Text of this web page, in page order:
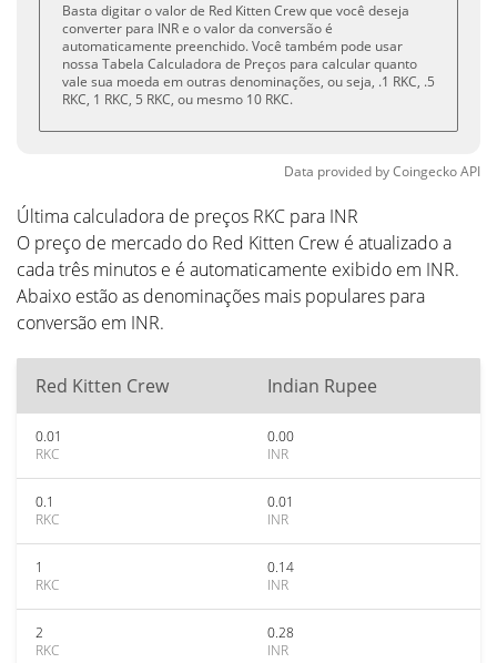
Basta digitar o valor de Red Kitten Crew que você deseja
converter para INR e o valor da conversão é
automaticamente preenchido. Você também pode usar
nossa Tabela Calculadora de Preços para calcular quanto
vale sua moeda em outras denominações, ou seja, .1 RKC, .5
RKC, 1 RKC, 5 RKC, ou mesmo 10 RKC.
Data provided byCoingeckoAPI
Última calculadora de preços RKC para INR
O preço de mercado do Red Kitten Crew é atualizado a
cada três minutos e é automaticamente exibido em INR.
Abaixo estão as denominações mais populares para
conversão em INR.
Red Kitten Crew Indian Rupee
0.01
RKC
0.00
INR
0.1
RKC
0.01
INR
1
RKC
0.14
INR
2
RKC
0.28
INR